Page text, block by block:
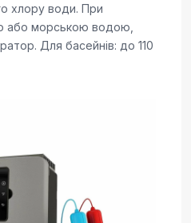
хлору води. При
або морською водою,
Для басейнів: до 110